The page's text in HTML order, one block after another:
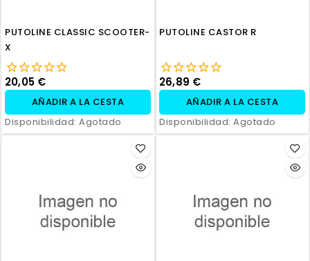
PUTOLINE CLASSIC SCOOTER-
X
20,05 €
AÑADIR A LA CESTA
Disponibilidad: Agotado
PUTOLINE CASTOR R
26,89 €
AÑADIR A LA CESTA
Disponibilidad: Agotado